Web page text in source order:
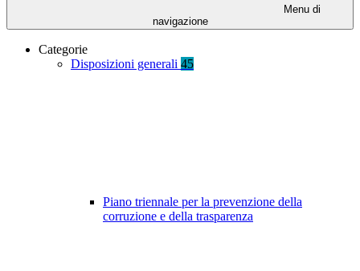
Menu di
navigazione
Categorie
Disposizioni generali 45
Piano triennale per la prevenzione della
corruzione e della trasparenza